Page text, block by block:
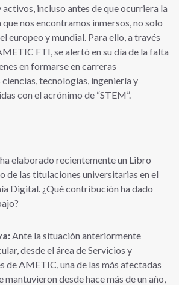
incluso antes de que ocurriera la
nos encontramos inmersos, no solo
europeo y mundial. Para ello, a través
FTI, se alertó en su día de la falta
en formarse en carreras
tecnologías, ingeniería y
con el acrónimo de “STEM”.
ha elaborado recientemente un Libro
de las titulaciones universitarias en el
Digital. ¿Qué contribución ha dado
Ante la situación anteriormente
desde el área de Servicios y
de AMETIC, una de las más afectadas
desde hace más de un año,